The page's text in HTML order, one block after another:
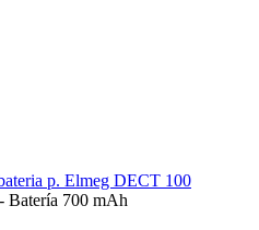
p. Elmeg DECT 100
Batería 700 mAh